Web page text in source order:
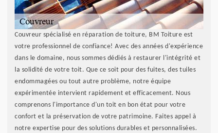
Couvreur spécialisé en réparation de toiture, BM Toiture est
votre professionnel de confiance! Avec des années d'expérience
dans le domaine, nous sommes dédiés à restaurer l'intégrité et
la solidité de votre toit. Que ce soit pour des fuites, des tuiles
endommagées ou tout autre problème, notre équipe
expérimentée intervient rapidement et efficacement. Nous
comprenons l'importance d'un toit en bon état pour votre
confort et la préservation de votre patrimoine. Faites appel à
notre expertise pour des solutions durables et personnalisées.